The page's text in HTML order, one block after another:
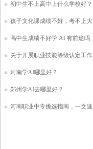
初中生不上高中上什么学校好？
孩子文化课成绩不好，考不上大
高中生成绩不好学 AI 有前途吗
关于开展职业技能等级认定工作
河南学AI哪里好？
郑州学AI去哪里好？
河南职业中专挑选指南，一文速